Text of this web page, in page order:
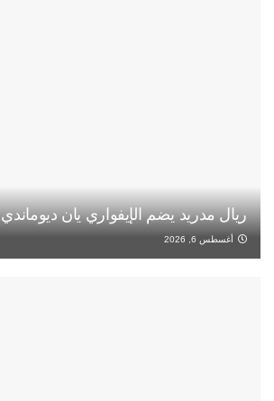
ريال مدريد يضم الإيفواري يان ديوماندي
أغسطس 6, 2026